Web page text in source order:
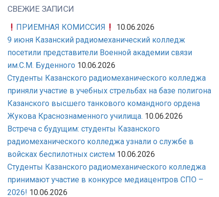
СВЕЖИЕ ЗАПИСИ
ПРИЕМНАЯ КОМИССИЯ
10.06.2026
9 июня Казанский радиомеханический колледж
посетили представители Военной академии связи
им.С.М. Буденного 10.06.2026
Студенты Казанского радиомеханического колледжа
приняли участие в учебных стрельбах на базе полигона
Казанского высшего танкового командного ордена
Жукова Краснознаменного училища. 10.06.2026
Встреча с будущим: студенты Казанского
радиомеханического колледжа узнали о службе в
войсках беспилотных систем 10.06.2026
Студенты Казанского радиомеханического колледжа
принимают участие в конкурсе медиацентров СПО –
2026! 10.06.2026